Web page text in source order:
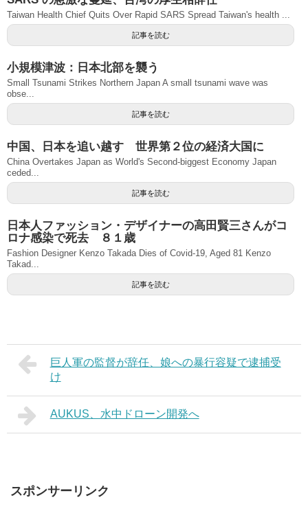
Taiwan Health Chief Quits Over Rapid SARS Spread Taiwan's health ...
記事を読む
小規模津波：日本北部を襲う
Small Tsunami Strikes Northern Japan A small tsunami wave was
obse...
記事を読む
中国、日本を追い越す 世界第２位の経済大国に
China Overtakes Japan as World's Second-biggest Economy Japan
ceded...
記事を読む
日本人ファッション・デザイナーの高田賢三さんがコ
ロナ感染で死去 ８１歳
Fashion Designer Kenzo Takada Dies of Covid-19, Aged 81 Kenzo
Takad...
記事を読む
巨人軍の監督が辞任、娘への暴行容疑で逮捕受
け
AUKUS、水中ドローン開発へ
スポンサーリンク